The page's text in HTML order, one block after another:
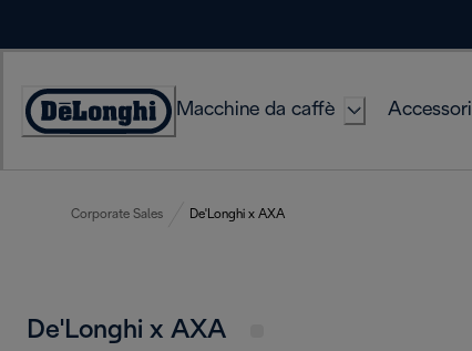
Accessibility
Macchine da caffè Accessori
Corporate Sales De'Longhi x AXA
De'Longhi x AXA